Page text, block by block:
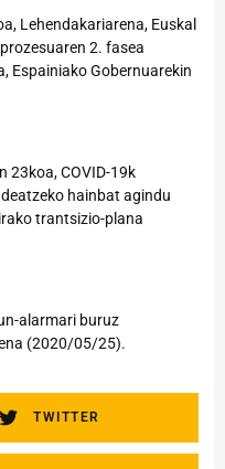
Lehendakariarena, Euskal
2. fasea
Espainiako Gobernuarekin
23koa, COVID-19k
hainbat agindu
trantsizio-plana
alarmari buruz
(2020/05/25).
TWITTER